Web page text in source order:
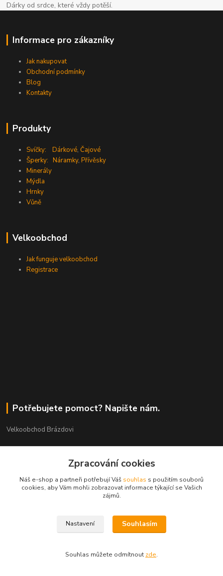
Dárky od srdce, které vždy potěší.
Informace pro zákazníky
Jak nakupovat
Obchodní podmínky
Blog
Kontakty
Produkty
Svíčky: Dárkové,Čajové
Šperky: Náramky,Přívěsky
Minerály
Mýdla
Hrnky
Vůně
Velkoobchod
Jak funguje velkoobchod
Registrace
Potřebujete pomoct? Napište nám.
Velkoobchod Brázdovi
+420 602 565 661
brazdovi@svicky-kameny.cz
Zpracování cookies
Náš e-shop a partneři potřebují Váš souhlas s použitím souborů
cookies, aby Vám mohli zobrazovat informace týkající se Vašich
zájmů.
Nastavení Souhlasím
Souhlas můžete odmítnout zde.